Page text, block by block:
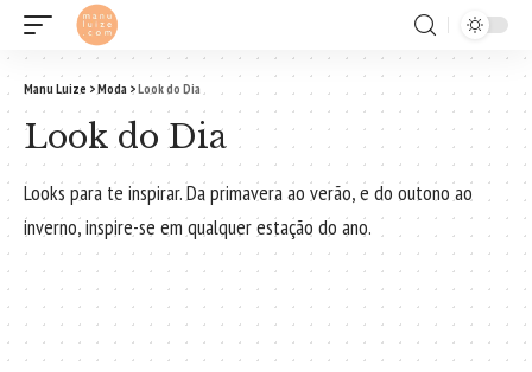
Manu Luize >Moda >Look do Dia
Look do Dia
Looks para te inspirar. Da primavera ao verão, e do outono ao
inverno, inspire-se em qualquer estação do ano.